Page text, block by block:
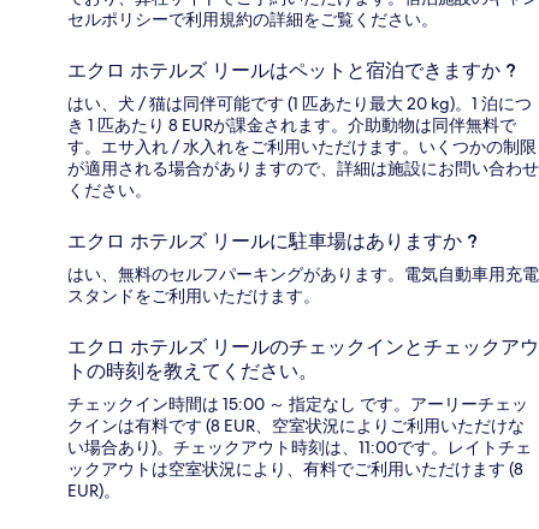
セルポリシーで利用規約の詳細をご覧ください。
エクロ ホテルズ リールはペットと宿泊できますか ?
はい、犬 / 猫は同伴可能です (1 匹あたり最大 20 kg)。1 泊につ
き 1 匹あたり 8 EURが課金されます。介助動物は同伴無料で
す。エサ入れ / 水入れをご利用いただけます。いくつかの制限
が適用される場合がありますので、詳細は施設にお問い合わせ
ください。
エクロ ホテルズ リールに駐車場はありますか ?
はい、無料のセルフパーキングがあります。電気自動車用充電
スタンドをご利用いただけます。
エクロ ホテルズ リールのチェックインとチェックアウ
トの時刻を教えてください。
チェックイン時間は 15:00 ～ 指定なし です。アーリーチェッ
クインは有料です (8 EUR、空室状況によりご利用いただけな
い場合あり)。チェックアウト時刻は、11:00です。レイトチェ
ックアウトは空室状況により、有料でご利用いただけます (8
EUR)。